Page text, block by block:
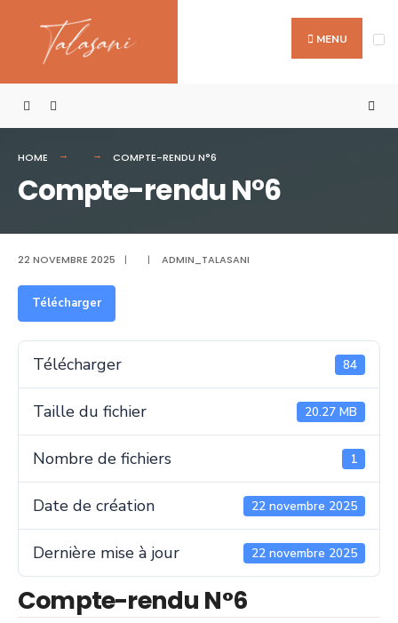
content
MENU
HOME COMPTE-RENDU N°6
Compte-rendu N°6
22 NOVEMBRE 2025 | | ADMIN_TALASANI
Télécharger
Télécharger 84
Taille du fichier 20.27 MB
Nombre de fichiers 1
Date de création 22 novembre 2025
Dernière mise à jour 22 novembre 2025
Compte-rendu N°6
for: